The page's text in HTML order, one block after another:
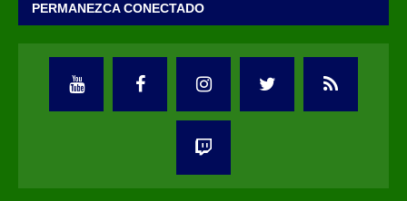
PERMANEZCA CONECTADO